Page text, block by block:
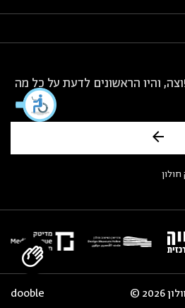
והיו הראשונים לדעת על כל מה
©
dooble